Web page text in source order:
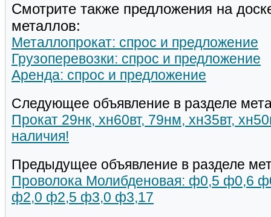
Смотрите также предложения на
металлов:
Металлопрокат: спрос и предложение
Грузоперевозки: спрос и предложение
Аренда: спрос и предложение
Следующее объявление в разделе
Прокат 29нк, хн60вт, 79нм, хн35вт,
наличия!
Предыдущее объявление в разделе
Проволока Молибденовая: ф0,5 ф0,6
ф2,0 ф2,5 ф3,0 ф3,17